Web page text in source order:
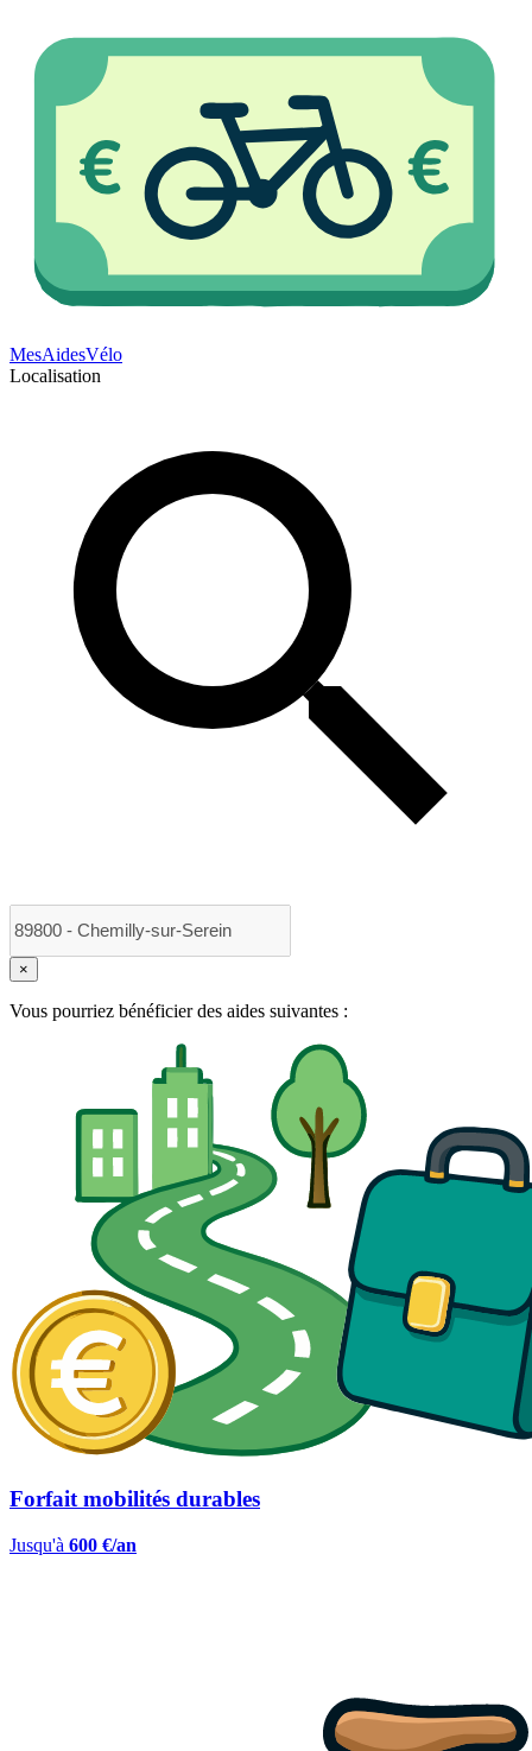
MesAidesVélo
Localisation
×
Vous pourriez bénéficier des aides suivantes :
Forfait mobilités durables
Jusqu'à 600 €/an